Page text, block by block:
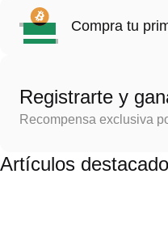
Compra tu
Registrarte y
Recompensa exclusiva
Artículos